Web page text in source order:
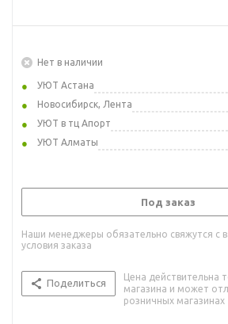
Нет в наличии
УЮТ Астана
Новосибирск, Лента
УЮТ в тц Апорт
УЮТ Алматы
Под заказ
Наши менеджеры обязательно свяжутся с
условия заказа
Поделиться
Цена действительна
магазина и может
розничных магазинах